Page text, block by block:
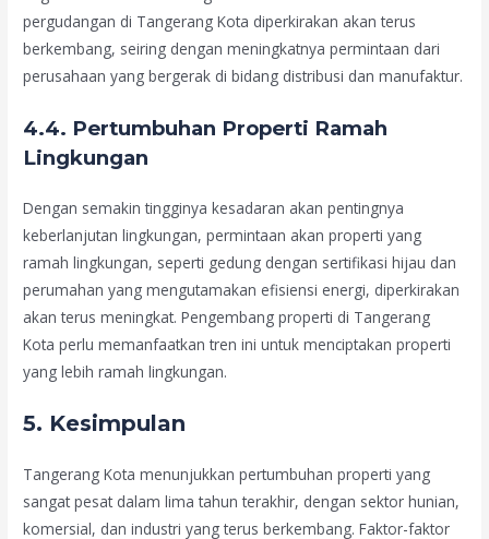
pergudangan di Tangerang Kota diperkirakan akan terus
berkembang, seiring dengan meningkatnya permintaan dari
perusahaan yang bergerak di bidang distribusi dan manufaktur.
4.4. Pertumbuhan Properti Ramah
Lingkungan
Dengan semakin tingginya kesadaran akan pentingnya
keberlanjutan lingkungan, permintaan akan properti yang
ramah lingkungan, seperti gedung dengan sertifikasi hijau dan
perumahan yang mengutamakan efisiensi energi, diperkirakan
akan terus meningkat. Pengembang properti di Tangerang
Kota perlu memanfaatkan tren ini untuk menciptakan properti
yang lebih ramah lingkungan.
5. Kesimpulan
Tangerang Kota menunjukkan pertumbuhan properti yang
sangat pesat dalam lima tahun terakhir, dengan sektor hunian,
komersial, dan industri yang terus berkembang. Faktor-faktor